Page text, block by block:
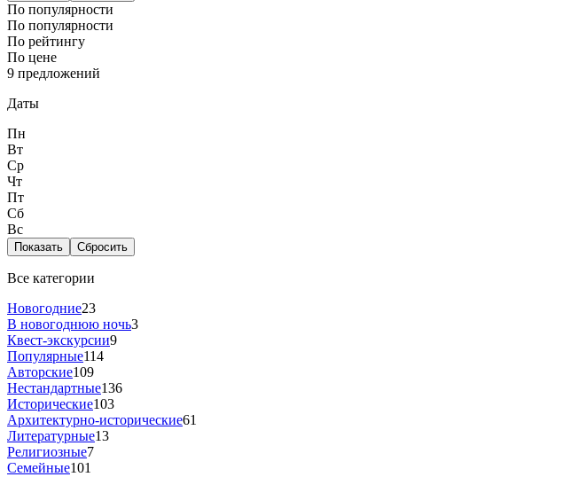
По популярности
По популярности
По рейтингу
По цене
9 предложений
Даты
Пн
Вт
Ср
Чт
Пт
Сб
Вс
Показать Сбросить
Все категории
Новогодние23
В новогоднюю ночь3
Квест-экскурсии9
Популярные114
Авторские109
Нестандартные136
Исторические103
Архитектурно-исторические61
Литературные13
Религиозные7
Семейные101